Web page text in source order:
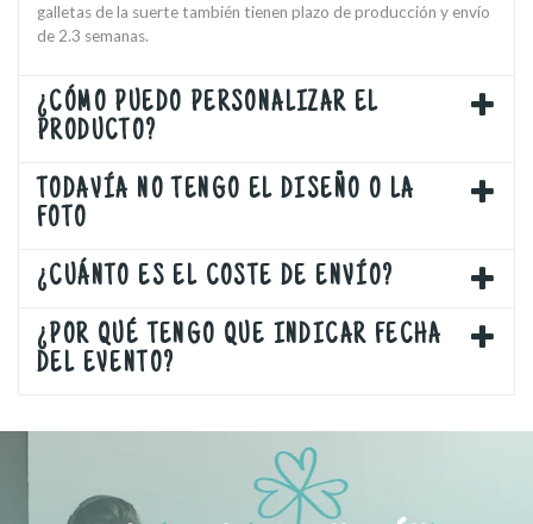
galletas de la suerte también tienen plazo de producción y envío
de 2.3 semanas.
¿CÓMO PUEDO PERSONALIZAR EL
PRODUCTO?
TODAVÍA NO TENGO EL DISEÑO O LA
FOTO
¿CUÁNTO ES EL COSTE DE ENVÍO?
¿POR QUÉ TENGO QUE INDICAR FECHA
DEL EVENTO?